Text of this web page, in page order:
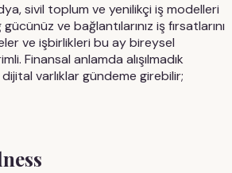
sivil toplum ve yenilikçi iş modelleri
ve bağlantılarınız iş fırsatlarını
ve işbirlikleri bu ay bireysel
Finansal anlamda alışılmadık
dijital varlıklar gündeme girebilir;